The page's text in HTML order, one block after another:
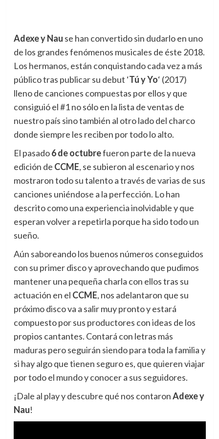
Adexe y Nau se han convertido sin dudarlo en uno
de los grandes fenómenos musicales de éste 2018.
Los hermanos, están conquistando cada vez a más
público tras publicar su debut ‘Tú y Yo‘ (2017)
lleno de canciones compuestas por ellos y que
consiguió el #1 no sólo en la lista de ventas de
nuestro país sino también al otro lado del charco
donde siempre les reciben por todo lo alto.
El pasado6 de octubrefueron parte de la nueva
edición de CCME, se subieron al escenario y nos
mostraron todo su talento a través de varias de sus
canciones uniéndose a la perfección. Lo han
descrito como una experiencia inolvidable y que
esperan volver a repetirla porque ha sido todo un
sueño.
Aún saboreando los buenos números conseguidos
con su primer disco y aprovechando que pudimos
mantener una pequeña charla con ellos tras su
actuación en el CCME, nos adelantaron que su
próximo disco va a salir muy pronto y estará
compuesto por sus productores con ideas de los
propios cantantes. Contará con letras más
maduras pero seguirán siendo para toda la familia y
si hay algo que tienen seguro es, que quieren viajar
por todo el mundo y conocer a sus seguidores.
¡Dale al play y descubre qué nos contaronAdexe y
Nau!